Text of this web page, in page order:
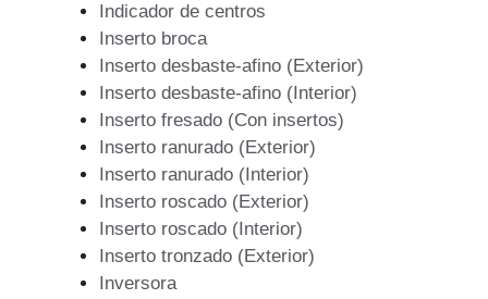
Indicador de centros
Inserto broca
Inserto desbaste-afino (Exterior)
Inserto desbaste-afino (Interior)
Inserto fresado (Con insertos)
Inserto ranurado (Exterior)
Inserto ranurado (Interior)
Inserto roscado (Exterior)
Inserto roscado (Interior)
Inserto tronzado (Exterior)
Inversora